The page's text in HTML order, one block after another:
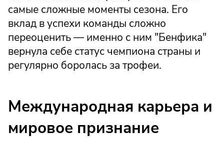
самые сложные моменты сезона. Его
вклад в успехи команды сложно
переоценить — именно с ним "Бенфика"
вернула себе статус чемпиона страны и
регулярно боролась за трофеи.
Международная карьера и
мировое признание